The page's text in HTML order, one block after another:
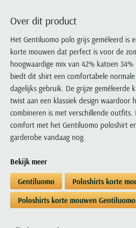
Profuomo
R2
Seidensticker
State of Art
Tommy Hilfiger
Vanguard
Xacus
Populaire kleuren
Wit overhemd heren
Zwart overhemd heren
Blauw overhemd heren
Groen overhemd heren
Polo Ralph Lauren
Portofino
Profuomo
State of Art
Superdry
Tommy Hilfiger
Vanguard
Grote maten poloshirts
Grote maten herenmode
Populaire kleuren
PME Legend
Portofino
Profuomo
State of Art
Superdry
Thomas Maine
Tommy Hilfiger
Vanguard
Populaire materialen
Katoenen trui
Lamswollen trui
Merino wol trui
PME Legend
Polo Ralph Lauren
Portofino
Replay
Tommy Hilfiger
Tramarossa
Vanguard
2e broek voor de helft
Populaire merk lijnen
Meyer Chicago
Polo Ralph Lauren
Portofino
Reset
State of Art
Superdry
Tenson
Tommy Hilfiger
UBR
Wellington of Billmore
Grote maten
Grote maten jassen
Bodywarmers
Olymp
Paul & Shark
Polo Ralph Lauren
PME Legend
Profuomo
R2
State of Art
Superdry
Tramarossa
Vanguard
Ledub
Lyle & Scott
Mac
Maerz
Magnanni
Mason's
Mc Alson
Meyer
North 84
Over dit product
Het Gentiluomo polo grijs gemêleerd is
korte mouwen dat perfect is voor de
hoogwaardige mix van 42% katoen
biedt dit shirt een comfortabele
dagelijks gebruik. De grijze gemêleerde
twist aan een klassiek design waardoor
combineren is met verschillende
comfort met het Gentiluomo poloshirt
garderobe vandaag nog.
Bekijk meer
Gentiluomo
Poloshirts korte
Poloshirts korte mouwen Gentiluomo